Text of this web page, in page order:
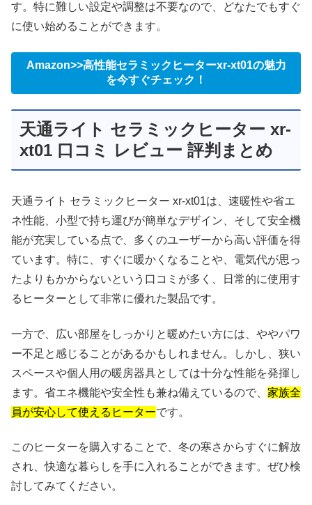
す。特に難しい設定や調整は不要なので、どなたでもすぐ
に使い始めることができます。
Amazon>>高性能セラミックヒーターxr-xt01の魅力
を今すぐチェック！
天通ライト セラミックヒーター xr-
xt01 口コミ レビュー 評判まとめ
天通ライト セラミックヒーター xr-xt01は、速暖性や省エ
ネ性能、小型で持ち運びが簡単なデザイン、そして安全機
能が充実している点で、多くのユーザーから高い評価を得
ています。特に、すぐに暖かくなることや、電気代が思っ
たよりもかからないという口コミが多く、日常的に使用す
るヒーターとして非常に優れた製品です。
一方で、広い部屋をしっかりと暖めたい方には、ややパワ
ー不足と感じることがあるかもしれません。しかし、狭い
スペースや個人用の暖房器具としては十分な性能を発揮し
ます。省エネ機能や安全性も兼ね備えているので、 家族全
員が安心して使えるヒーターです。
このヒーターを購入することで、冬の寒さからすぐに解放
され、快適な暮らしを手に入れることができます。ぜひ検
討してみてください。